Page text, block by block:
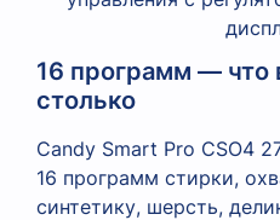
16 программ — что
столько
Candy Smart Pro CSO4
16 программ стирки,
синтетику, шерсть,